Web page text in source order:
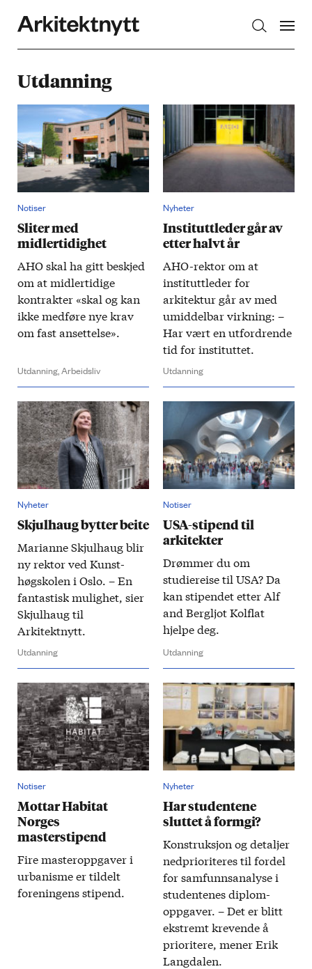
Utdanning
Notiser
Sliter med
midlertidighet
AHO skal ha gitt beskjed
om at midlertidige
kontrakter «skal og kan
ikke medføre nye krav
om fast ansettelse».
Utdanning,Arbeidsliv
Nyheter
Instituttleder går av
etter halvt år
AHO­-rektor om at
institutt­leder for
arkitektur går av med
umiddelbar virkning: –
Har vært en utfordrende
tid for instituttet.
Utdanning
Nyheter
Skjulhaug bytter beite
Marianne Skjulhaug blir
ny rektor ved Kunst­
høgskolen i Oslo. – En
fantastisk mulighet, sier
Skjulhaug til
Arkitektnytt.
Utdanning
Notiser
USA-stipend til
arkitekter
Drømmer du om
studiereise til USA? Da
kan stipendet etter Alf
and Bergljot Kolflat
hjelpe deg.
Utdanning
Notiser
Mottar Habitat
Norges
masterstipend
Fire masteroppgaver i
urbanisme er tildelt
foreningens stipend.
Nyheter
Har studentene
sluttet å formgi?
Konstruksjon og detaljer
ned­prioriteres til fordel
for samfunns­analyse i
studentenes diplom­
oppgaver. – Det er blitt
ekstremt krevende å
prioritere​, mener Erik
Langdalen.